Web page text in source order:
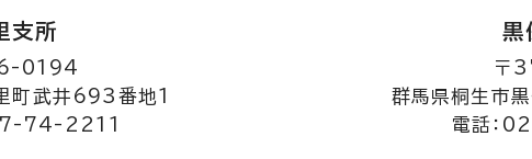
支所
0194
町武井693番地1
74-2211
黒
〒
群馬県桐生市
電話：